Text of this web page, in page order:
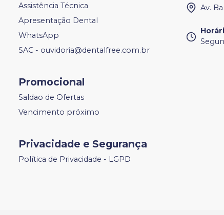
Assistência Técnica
Apresentação Dental
WhatsApp
SAC - ouvidoria@dentalfree.com.br
Promocional
Saldao de Ofertas
Vencimento próximo
Privacidade e Segurança
Política de Privacidade - LGPD
Av.